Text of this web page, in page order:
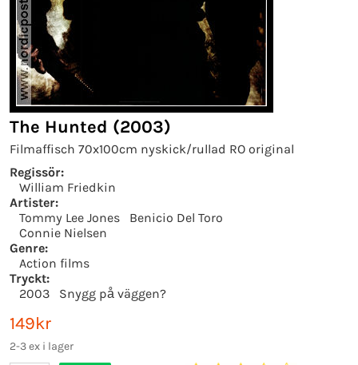
The Hunted (2003)
Filmaffisch 70x100cm nyskick/rullad RO original
Regissör:
William Friedkin
Artister:
Tommy Lee Jones
Benicio Del Toro
Connie Nielsen
Genre:
Action films
Tryckt:
2003
Snygg på väggen?
149kr
2-3 ex i lager